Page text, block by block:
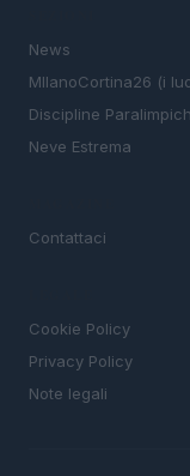
News
MIlanoCortina26 (i
Discipline
Neve Estrema
Contattaci
Cookie Policy
Privacy Policy
Note legali